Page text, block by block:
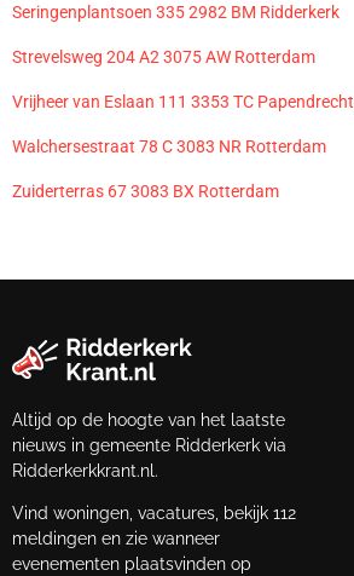
Seringenplantsoen 335 2982 BM Ridderkerk
Strevelsweg 204 A2 3075 AW Rotterdam
Vrijheer van Eslaan 111 3353 TC Papendrecht
Walchersestraat 78 C 3083 NR Rotterdam
Zuiderterras 67 3083 BX Rotterdam
Altijd op de hoogte van het laatste
nieuws in gemeente Ridderkerk via
Ridderkerkkrant.nl.
Vind woningen, vacatures, bekijk 112
meldingen en zie wanneer
evenementen plaatsvinden op